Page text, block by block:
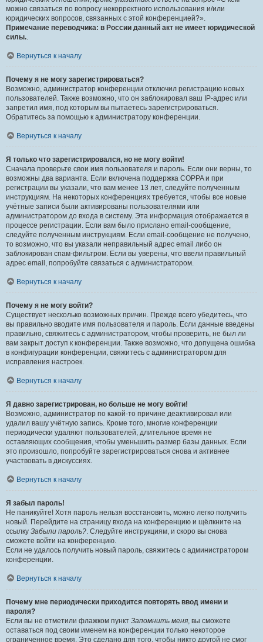
можно связаться по вопросу некорректного использования и/или
юридических вопросов, связанных с этой конференцией?».
Примечание переводчика: в России данный акт не имеет юридической
силы..
Вернуться к началу
Почему я не могу зарегистрироваться?
Возможно, администратор конференции отключил регистрацию новых
пользователей. Также возможно, что он заблокировал ваш IP-адрес или
запретил имя, под которым вы пытаетесь зарегистрироваться.
Обратитесь за помощью к администратору конференции.
Вернуться к началу
Я только что зарегистрировался, но не могу войти!
Сначала проверьте свои имя пользователя и пароль. Если они верны, то
возможны два варианта. Если включена поддержка COPPA и при
регистрации вы указали, что вам менее 13 лет, следуйте полученным
инструкциям. На некоторых конференциях требуется, чтобы все новые
учётные записи были активированы пользователями или
администратором до входа в систему. Эта информация отображается в
процессе регистрации. Если вам было прислано email-сообщение,
следуйте полученным инструкциям. Если email-сообщение не получено,
то возможно, что вы указали неправильный адрес email либо он
заблокирован спам-фильтром. Если вы уверены, что ввели правильный
адрес email, попробуйте связаться с администратором.
Вернуться к началу
Почему я не могу войти?
Существует несколько возможных причин. Прежде всего убедитесь, что
вы правильно вводите имя пользователя и пароль. Если данные введены
правильно, свяжитесь с администратором, чтобы проверить, не был ли
вам закрыт доступ к конференции. Также возможно, что допущена ошибка
в конфигурации конференции, свяжитесь с администратором для
исправления настроек.
Вернуться к началу
Я давно зарегистрирован, но больше не могу войти!
Возможно, администратор по какой-то причине деактивировал или
удалил вашу учётную запись. Кроме того, многие конференции
периодически удаляют пользователей, длительное время не
оставляющих сообщения, чтобы уменьшить размер базы данных. Если
это произошло, попробуйте зарегистрироваться снова и активнее
участвовать в дискуссиях.
Вернуться к началу
Я забыл пароль!
Не паникуйте! Хотя пароль нельзя восстановить, можно легко получить
новый. Перейдите на страницу входа на конференцию и щёлкните на
ссылку Забыли пароль?. Следуйте инструкциям, и скоро вы снова
сможете войти на конференцию.
Если не удалось получить новый пароль, свяжитесь с администратором
конференции.
Вернуться к началу
Почему мне периодически приходится повторять ввод имени и
пароля?
Если вы не отметили флажком пункт Запомнить меня, вы сможете
оставаться под своим именем на конференции только некоторое
ограниченное время. Это сделано для того, чтобы никто другой не смог